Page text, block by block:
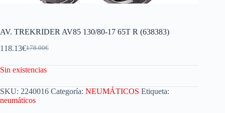
AV. TREKRIDER AV85 130/80-17 65T R (638383)
178.00€
118.13€
Sin existencias
SKU: 2240016 Categoría: NEUMÁTICOS Etiqueta:
neumáticos